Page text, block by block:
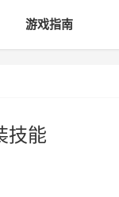
游戏指南
技能